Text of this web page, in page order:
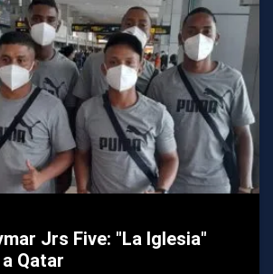
Jrs Five: "La Iglesia"
Qatar